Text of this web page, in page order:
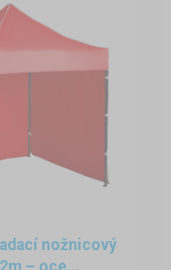
nožnicový
– oce...